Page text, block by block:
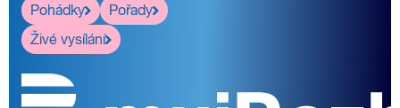
Pohádky
Pořady
Živé vysílání